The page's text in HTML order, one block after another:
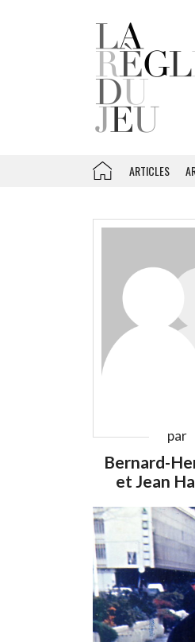
ARTICLES
par
Bernard-
et Jean